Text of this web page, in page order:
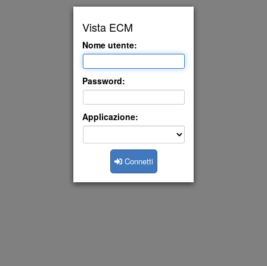
Vista ECM
Nome utente:
Password:
Applicazione:
Connetti